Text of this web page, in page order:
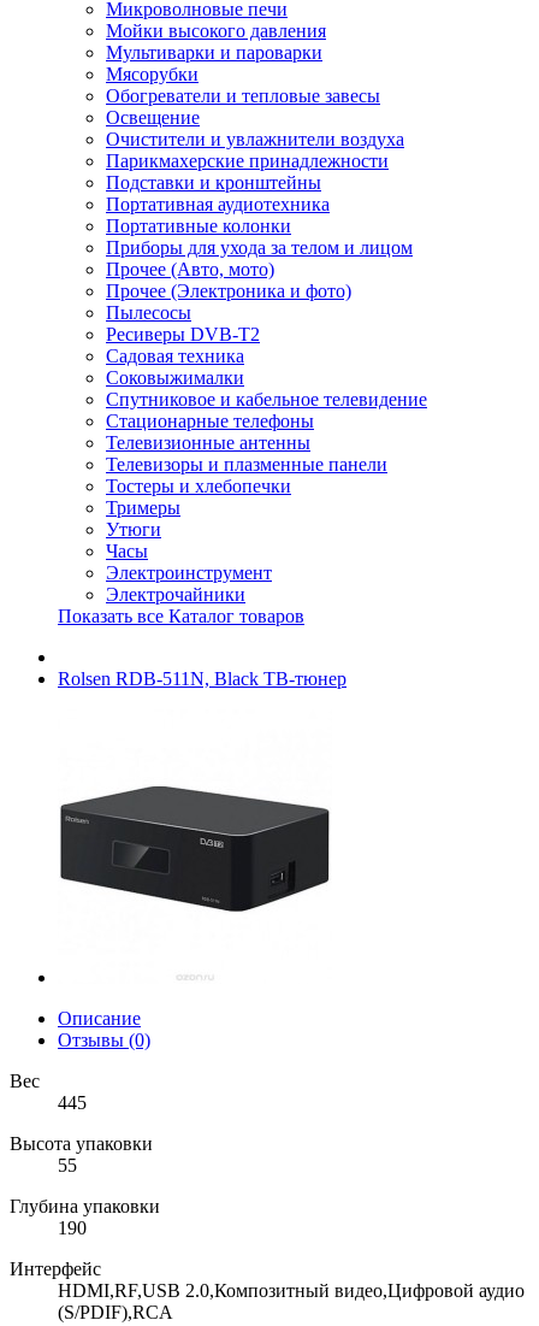
Микроволновые печи
Мойки высокого давления
Мультиварки и пароварки
Мясорубки
Обогреватели и тепловые завесы
Освещение
Очистители и увлажнители воздуха
Парикмахерские принадлежности
Подставки и кронштейны
Портативная аудиотехника
Портативные колонки
Приборы для ухода за телом и лицом
Прочее (Авто, мото)
Прочее (Электроника и фото)
Пылесосы
Ресиверы DVB-T2
Садовая техника
Соковыжималки
Спутниковое и кабельное телевидение
Стационарные телефоны
Телевизионные антенны
Телевизоры и плазменные панели
Тостеры и хлебопечки
Тримеры
Утюги
Часы
Электроинструмент
Электрочайники
Показать все Каталог товаров
Rolsen RDB-511N, Black ТВ-тюнер
Описание
Отзывы (0)
Вес
445
Высота упаковки
55
Глубина упаковки
190
Интерфейс
HDMI,RF,USB 2.0,Композитный видео,Цифровой аудио
(S/PDIF),RCA